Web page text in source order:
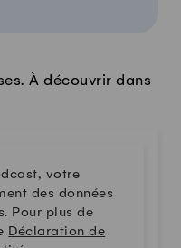
À découvrir dans
votre
des données
Pour plus de
Déclaration de